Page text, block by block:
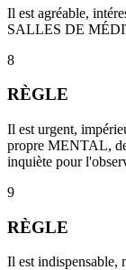
Il est agréable,
SALLES DE
8
RÈGLE
Il est urgent,
propre MENTAL,
inquiète pour
9
RÈGLE
Il est indispensable,